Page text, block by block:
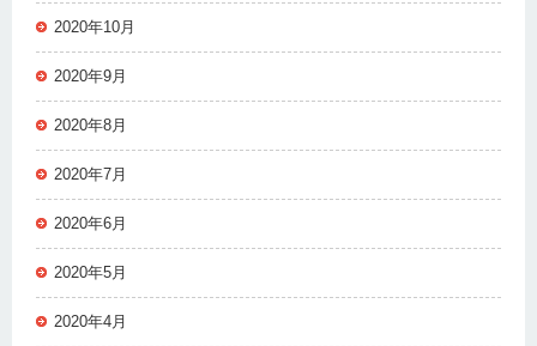
2020年10月
2020年9月
2020年8月
2020年7月
2020年6月
2020年5月
2020年4月